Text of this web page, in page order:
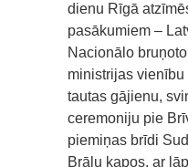
dienu Rīgā
pasākumiem –
Nacionālo
ministrijas
tautas gājienu,
ceremoniju pie
piemiņas brīdi
Brāļu kapos, ar